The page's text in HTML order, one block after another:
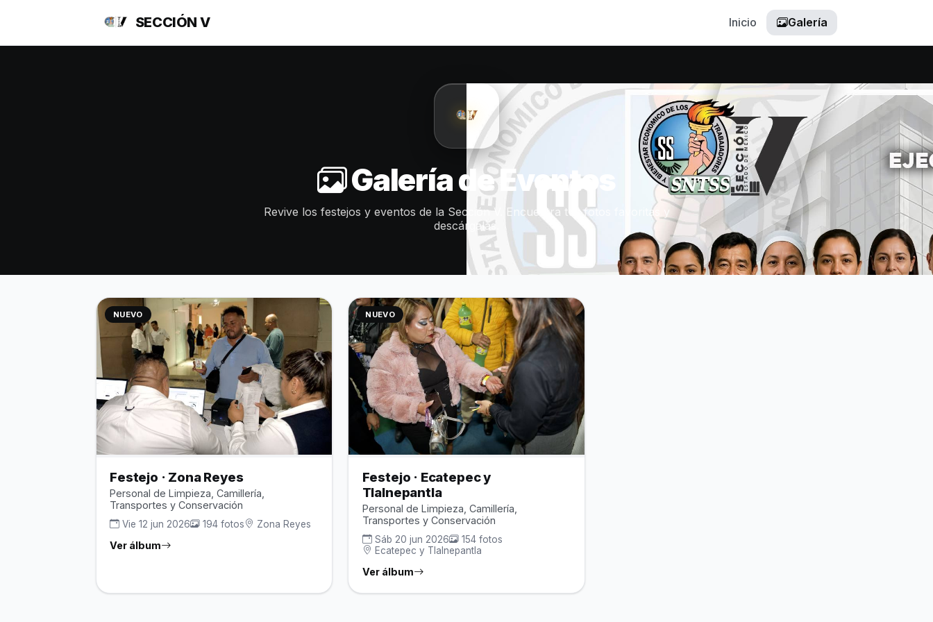
SECCIÓN V Inicio Galería
Galería de Eventos
Revive los festejos y eventos de la Sección V. Encuentra tus fotos favoritas y
descárgalas.
NUEVO
Festejo · Zona Reyes
Personal de Limpieza, Camillería,
Transportes y Conservación
Vie 12 jun 2026 194 fotos Zona Reyes
Ver álbum
NUEVO
Festejo · Ecatepec y
Tlalnepantla
Personal de Limpieza, Camillería,
Transportes y Conservación
Sáb 20 jun 2026
154 fotos
Ecatepec y Tlalnepantla
Ver álbum